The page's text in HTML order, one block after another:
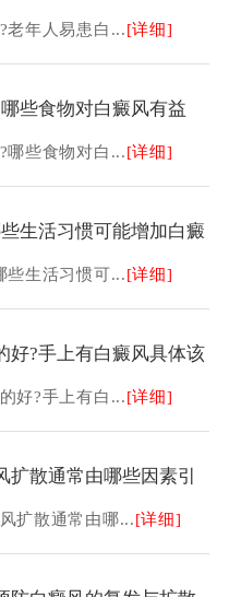
年人易患白...[详细]
些食物对白癜风有益
些食物对白...[详细]
生活习惯可能增加白癜
生活习惯可...[详细]
好?手上有白癜风具体该
好?手上有白...[详细]
散通常由哪些因素引
扩散通常由哪...[详细]